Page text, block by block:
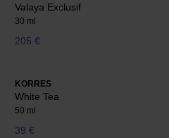
Valaya Exclusif
30 ml
205 €
KORRES
White Tea
50 ml
39 €